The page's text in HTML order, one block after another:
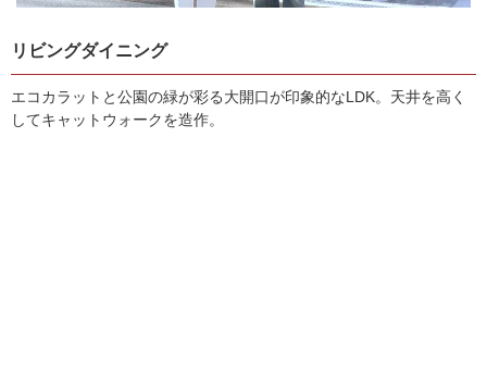
リビングダイニング
エコカラットと公園の緑が彩る大開口が印象的なLDK。天井を高く
してキャットウォークを造作。